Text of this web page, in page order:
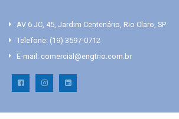
AV 6 JC, 45, Jardim Centenário, Rio Claro, SP
Telefone: (19) 3597-0712
E-mail: comercial@engtrio.com.br